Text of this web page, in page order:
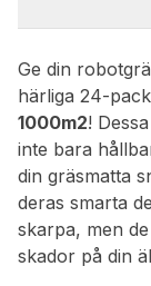
Ge din
härliga 24-
1000m2!
inte bara
din gräsmatta
deras smarta
skarpa, men
skador på din